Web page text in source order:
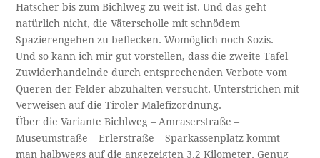
Hatscher bis zum Bichlweg zu weit ist. Und das geht
natürlich nicht, die Väterscholle mit schnödem
Spazierengehen zu beflecken. Womöglich noch Sozis.
Und so kann ich mir gut vorstellen, dass die zweite Tafel
Zuwiderhandelnde durch entsprechenden Verbote vom
Queren der Felder abzuhalten versucht. Unterstrichen mit
Verweisen auf die Tiroler Malefizordnung.
Über die Variante Bichlweg – Amraserstraße –
Museumstraße – Erlerstraße – Sparkassenplatz kommt
man halbwegs auf die angezeigten 3,2 Kilometer. Genug